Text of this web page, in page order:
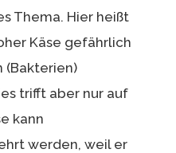
Thema. Hier heißt
Käse gefährlich
(Bakterien)
trifft aber nur auf
kann
werden, weil er